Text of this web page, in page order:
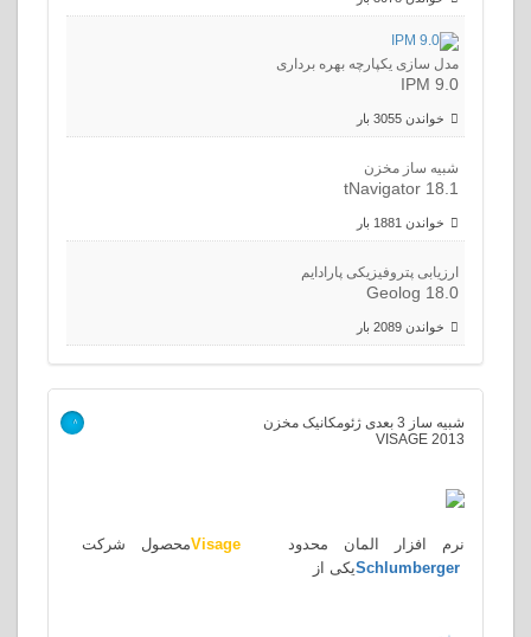
مدل سازی یکپارچه بهره برداری
IPM 9.0
خواندن 3055 بار
شبیه ساز مخزن
tNavigator 18.1
خواندن 1881 بار
ارزیابی پتروفیزیکی پارادایم
Geolog 18.0
خواندن 2089 بار
شبیه ساز 3 بعدی ژئومکانیک مخزن
VISAGE 2013
>
نرم افزار المان محدود Visageمحصول شرکت
Schlumbergerیکی از